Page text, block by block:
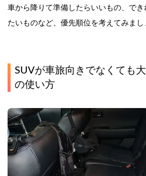
車から降りて準備したらいいもの、で
たいものなど、優先順位を考えてみまし
SUVが車旅向きでなくても
の使い方